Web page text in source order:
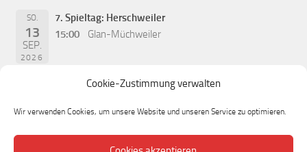
Cookie-Zustimmung verwalten
Wir verwenden Cookies, um unsere Website und unseren Service zu optimieren.
SO.
13
SEP.
2026
7. Spieltag: Herschweiler
15:00
Glan-Müchweiler